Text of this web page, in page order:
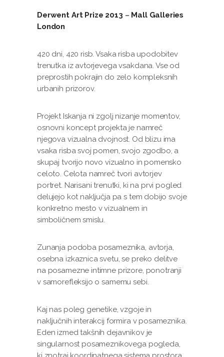
Derwent Art Prize 2013 – Mall Galleries
London
420 dni, 420 risb. Vsaka risba upodobitev
trenutka iz avtorjevega vsakdana. Vse od
preprostih pokrajin do zelo kompleksnih
urbanih prizorov.
Projekt Iskanja ni zgolj nizanje momentov,
osnovni koncept projekta je namreč
njegova vizualna dvojnost. Od blizu ima
vsaka risba svoj pomen, svojo zgodbo, a
skupaj tvorijo novo vizualno in pomensko
celoto. Celota namreč tvori avtorjev
portret. Narisani trenutki, ki na prvi pogled
delujejo kot naključja pa s tem dobijo svoje
konkretno mesto v vizualnem in
simboličnem smislu.
Zunanja podoba posameznika, avtorja,
osebna izkaznica svetu, se preko delitve
na posamezne intimne prizore, ponotranji
v samorefleksijo o samemu sebi.
Kaj nas poleg genetike, vzgoje in
naključnih interakcij formira v posameznika.
Eden izmed takšnih dejavnikov je
singularnost posameznikovega pogleda,